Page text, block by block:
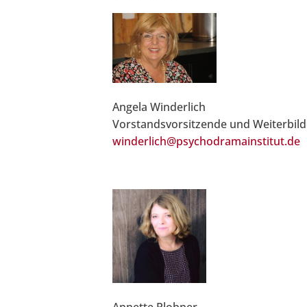
Angela Winderlich
Vorstandsvorsitzende und
winderlich@psychodramainstitut.de